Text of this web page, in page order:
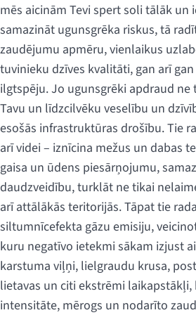
mēs aicinām Tevi spert soli tālāk un
samazināt ugunsgrēka riskus, tā
zaudējumu apmēru, vienlaikus
tuvinieku dzīves kvalitāti, gan arī
ilgtspēju. Jo ugunsgrēki apdraud ne
Tavu un līdzcilvēku veselību un
esošās infrastruktūras drošību. Tie
arī videi – iznīcina mežus un dabas
gaisa un ūdens piesārņojumu,
daudzveidību, turklāt ne tikai
arī attālākās teritorijās. Tāpat tie
siltumnīcefekta gāzu emisiju,
kuru negatīvo ietekmi sākam izjust
karstuma viļņi, lielgraudu krusa,
lietavas un citi ekstrēmi
intensitāte, mērogs un nodarīto